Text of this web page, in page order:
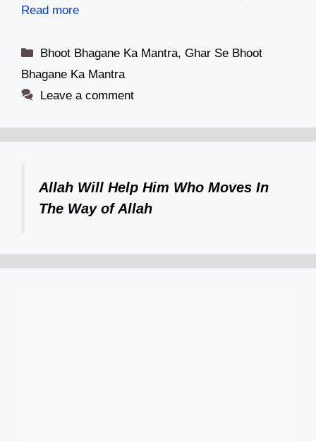
Read more
Categories
Bhoot Bhagane Ka Mantra,Ghar Se Bhoot
Bhagane Ka Mantra
Leave a comment
Allah Will Help Him Who Moves In
The Way of Allah